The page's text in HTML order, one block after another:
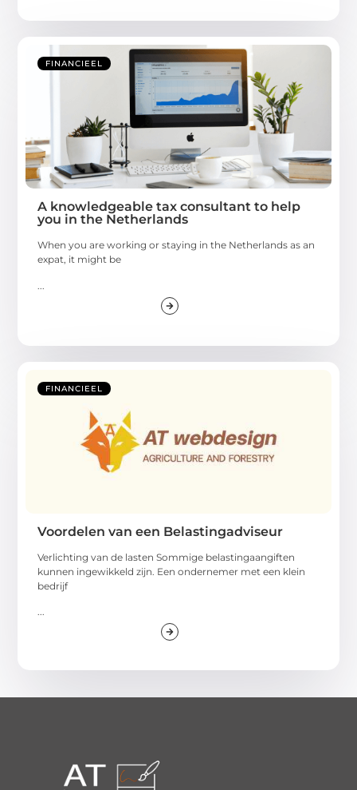
FINANCIEEL
A knowledgeable tax consultant to help
you in the Netherlands
When you are working or staying in the Netherlands as an
expat, it might be
FINANCIEEL
Voordelen van een Belastingadviseur
Verlichting van de lasten Sommige belastingaangiften
kunnen ingewikkeld zijn. Een ondernemer met een klein
bedrijf